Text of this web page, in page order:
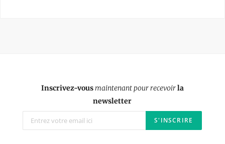
Inscrivez-vousmaintenant pour recevoirla
newsletter